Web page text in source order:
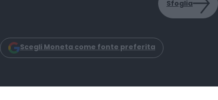
Sfoglia
Scegli Moneta come fonte preferita